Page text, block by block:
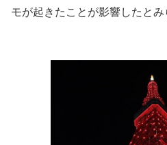
モが起きたことが影響したとみ